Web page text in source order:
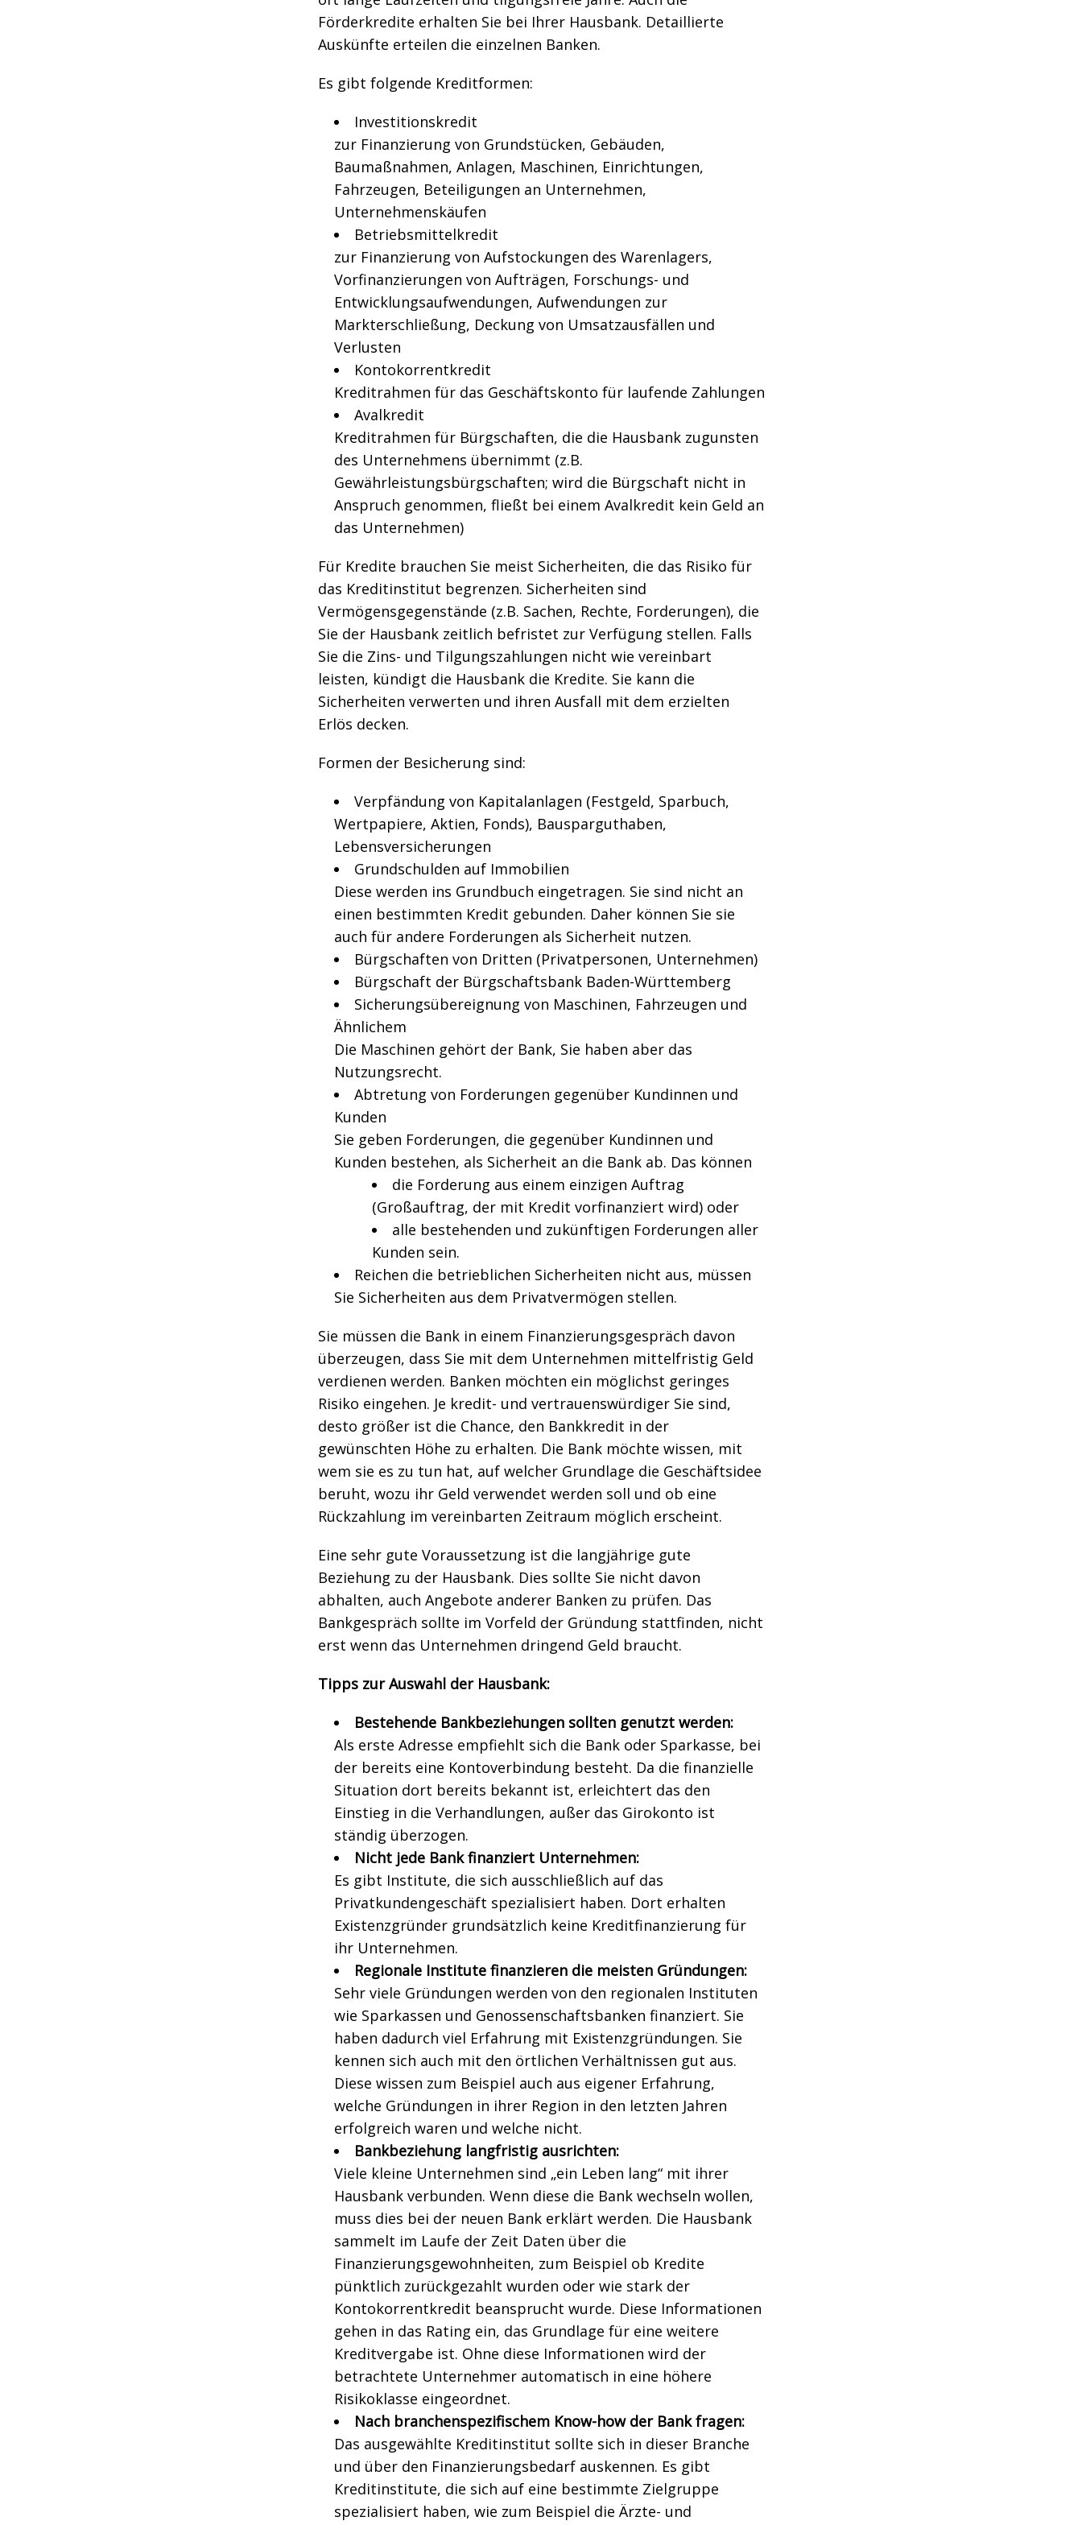
Förderkredite erhalten Sie bei Ihrer Hausbank. Detaillierte
Auskünfte erteilen die einzelnen Banken.
Es gibt folgende Kreditformen:
Investitionskredit
zur Finanzierung von Grundstücken, Gebäuden,
Baumaßnahmen, Anlagen, Maschinen, Einrichtungen,
Fahrzeugen, Beteiligungen an Unternehmen,
Unternehmenskäufen
Betriebsmittelkredit
zur Finanzierung von Aufstockungen des Warenlagers,
Vorfinanzierungen von Aufträgen, Forschungs- und
Entwicklungsaufwendungen, Aufwendungen zur
Markterschließung, Deckung von Umsatzausfällen und
Verlusten
Kontokorrentkredit
Kreditrahmen für das Geschäftskonto für laufende Zahlungen
Avalkredit
Kreditrahmen für Bürgschaften, die die Hausbank zugunsten
des Unternehmens übernimmt (z.B.
Gewährleistungsbürgschaften; wird die Bürgschaft nicht in
Anspruch genommen, fließt bei einem Avalkredit kein Geld an
das Unternehmen)
Für Kredite brauchen Sie meist Sicherheiten, die das Risiko für
das Kreditinstitut begrenzen. Sicherheiten sind
Vermögensgegenstände (z.B. Sachen, Rechte, Forderungen), die
Sie der Hausbank zeitlich befristet zur Verfügung stellen. Falls
Sie die Zins- und Tilgungszahlungen nicht wie vereinbart
leisten, kündigt die Hausbank die Kredite. Sie kann die
Sicherheiten verwerten und ihren Ausfall mit dem erzielten
Erlös decken.
Formen der Besicherung sind:
Verpfändung von Kapitalanlagen (Festgeld, Sparbuch,
Wertpapiere, Aktien, Fonds), Bausparguthaben,
Lebensversicherungen
Grundschulden auf Immobilien
Diese werden ins Grundbuch eingetragen. Sie sind nicht an
einen bestimmten Kredit gebunden. Daher können Sie sie
auch für andere Forderungen als Sicherheit nutzen.
Bürgschaften von Dritten (Privatpersonen, Unternehmen)
Bürgschaft der Bürgschaftsbank Baden-Württemberg
Sicherungsübereignung von Maschinen, Fahrzeugen und
Ähnlichem
Die Maschinen gehört der Bank, Sie haben aber das
Nutzungsrecht.
Abtretung von Forderungen gegenüber Kundinnen und
Kunden
Sie geben Forderungen, die gegenüber Kundinnen und
Kunden bestehen, als Sicherheit an die Bank ab. Das können
die Forderung aus einem einzigen Auftrag
(Großauftrag, der mit Kredit vorfinanziert wird) oder
alle bestehenden und zukünftigen Forderungen aller
Kunden sein.
Reichen die betrieblichen Sicherheiten nicht aus, müssen
Sie Sicherheiten aus dem Privatvermögen stellen.
Sie müssen die Bank in einem Finanzierungsgespräch davon
überzeugen, dass Sie mit dem Unternehmen mittelfristig Geld
verdienen werden. Banken möchten ein möglichst geringes
Risiko eingehen. Je kredit- und vertrauenswürdiger Sie sind,
desto größer ist die Chance, den Bankkredit in der
gewünschten Höhe zu erhalten. Die Bank möchte wissen, mit
wem sie es zu tun hat, auf welcher Grundlage die Geschäftsidee
beruht, wozu ihr Geld verwendet werden soll und ob eine
Rückzahlung im vereinbarten Zeitraum möglich erscheint.
Eine sehr gute Voraussetzung ist die langjährige gute
Beziehung zu der Hausbank. Dies sollte Sie nicht davon
abhalten, auch Angebote anderer Banken zu prüfen. Das
Bankgespräch sollte im Vorfeld der Gründung stattfinden, nicht
erst wenn das Unternehmen dringend Geld braucht.
Tipps zur Auswahl der Hausbank:
Bestehende Bankbeziehungen sollten genutzt werden:
Als erste Adresse empfiehlt sich die Bank oder Sparkasse, bei
der bereits eine Kontoverbindung besteht. Da die finanzielle
Situation dort bereits bekannt ist, erleichtert das den
Einstieg in die Verhandlungen, außer das Girokonto ist
ständig überzogen.
Nicht jede Bank finanziert Unternehmen:
Es gibt Institute, die sich ausschließlich auf das
Privatkundengeschäft spezialisiert haben. Dort erhalten
Existenzgründer grundsätzlich keine Kreditfinanzierung für
ihr Unternehmen.
Regionale Institute finanzieren die meisten Gründungen:
Sehr viele Gründungen werden von den regionalen Instituten
wie Sparkassen und Genossenschaftsbanken finanziert. Sie
haben dadurch viel Erfahrung mit Existenzgründungen. Sie
kennen sich auch mit den örtlichen Verhältnissen gut aus.
Diese wissen zum Beispiel auch aus eigener Erfahrung,
welche Gründungen in ihrer Region in den letzten Jahren
erfolgreich waren und welche nicht.
Bankbeziehung langfristig ausrichten:
Viele kleine Unternehmen sind „ein Leben lang“ mit ihrer
Hausbank verbunden. Wenn diese die Bank wechseln wollen,
muss dies bei der neuen Bank erklärt werden. Die Hausbank
sammelt im Laufe der Zeit Daten über die
Finanzierungsgewohnheiten, zum Beispiel ob Kredite
pünktlich zurückgezahlt wurden oder wie stark der
Kontokorrentkredit beansprucht wurde. Diese Informationen
gehen in das Rating ein, das Grundlage für eine weitere
Kreditvergabe ist. Ohne diese Informationen wird der
betrachtete Unternehmer automatisch in eine höhere
Risikoklasse eingeordnet.
Nach branchenspezifischem Know-how der Bank fragen:
Das ausgewählte Kreditinstitut sollte sich in dieser Branche
und über den Finanzierungsbedarf auskennen. Es gibt
Kreditinstitute, die sich auf eine bestimmte Zielgruppe
spezialisiert haben, wie zum Beispiel die Ärzte- und